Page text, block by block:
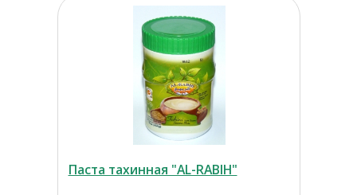
Паста тахинная "AL-RABIH"